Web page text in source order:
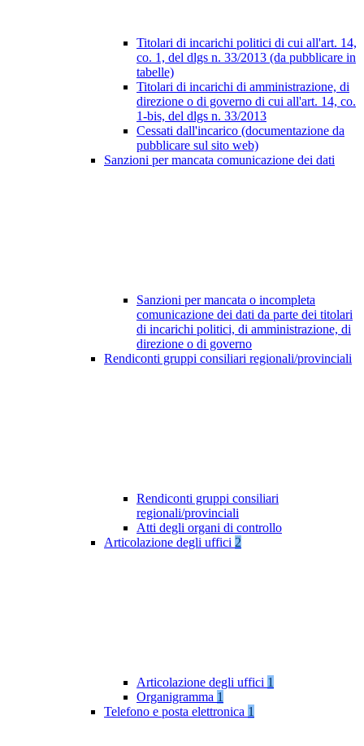
Titolari di incarichi politici di cui all'art. 14,
co. 1, del dlgs n. 33/2013 (da pubblicare in
tabelle)
Titolari di incarichi di amministrazione, di
direzione o di governo di cui all'art. 14, co.
1-bis, del dlgs n. 33/2013
Cessati dall'incarico (documentazione da
pubblicare sul sito web)
Sanzioni per mancata comunicazione dei dati
Sanzioni per mancata o incompleta
comunicazione dei dati da parte dei titolari
di incarichi politici, di amministrazione, di
direzione o di governo
Rendiconti gruppi consiliari regionali/provinciali
Rendiconti gruppi consiliari
regionali/provinciali
Atti degli organi di controllo
Articolazione degli uffici 2
Articolazione degli uffici 1
Organigramma 1
Telefono e posta elettronica 1